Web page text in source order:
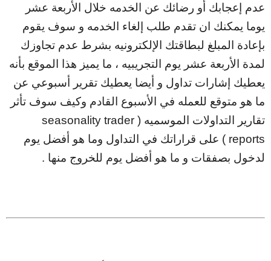
عدم إعجابك أو رضائك عن الخدمه خلال الأربعة عشر
يوما يمكنك ان تقدم طلب إلغاء الخدمه و سوف يقوم
بإعادة المبلغ لبطاقتك الإلكترونيه بشرط عدم تجاوزك
لمدة الأربعة عشر يوم التجريبيه ، ما يميز هذا الموقع بأنه
يعطيك إشارات تداول و أيضا يعطيك تقرير أسبوعي عن
ما هو متوقع للعمله في الأسبوع القادم وكيف سوف تأثر
تقارير التداولات الموسميه ( seasonality trader
reports ) على قراراتك في التداول وما هو أفضل يوم
لدخول بصفقات و ما هو أفضل يوم للخروج منها .